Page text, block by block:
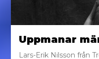
Uppmanar
Lars-Erik Nilsson från